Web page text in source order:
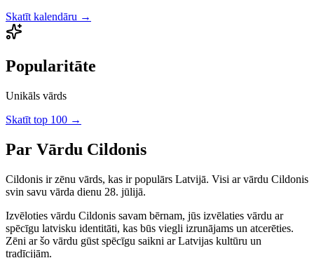
Skatīt kalendāru →
Popularitāte
Unikāls vārds
Skatīt top 100 →
Par Vārdu Cildonis
Cildonis irzēnu vārds, kas ir populārs Latvijā. Visi ar vārdu Cildonis
svin savu vārda dienu 28. jūlijā.
Izvēloties vārdu Cildonis savam bērnam, jūs izvēlaties vārdu ar
spēcīgu latvisku identitāti, kas būs viegli izrunājams un atcerēties.
Zēni ar šo vārdu gūst spēcīgu saikni ar Latvijas kultūru un
tradīcijām.